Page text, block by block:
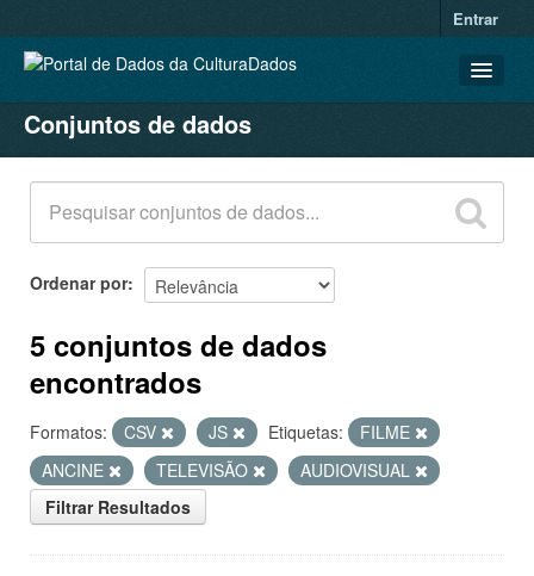
Entrar
CONJUNTOS DE DADOS
ORGANIZAÇÕES
GRUPOS
SOBRE
Conjuntos de dados
Ordenar por
5 conjuntos de dados
encontrados
Formatos: CSV JS Etiquetas:
FILME
ANCINE
TELEVISÃO
AUDIOVISUAL
Filtrar Resultados